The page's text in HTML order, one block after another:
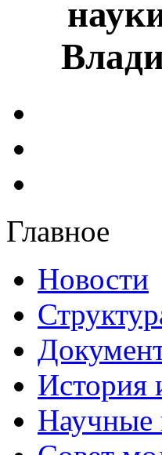
Главное
Новости
История